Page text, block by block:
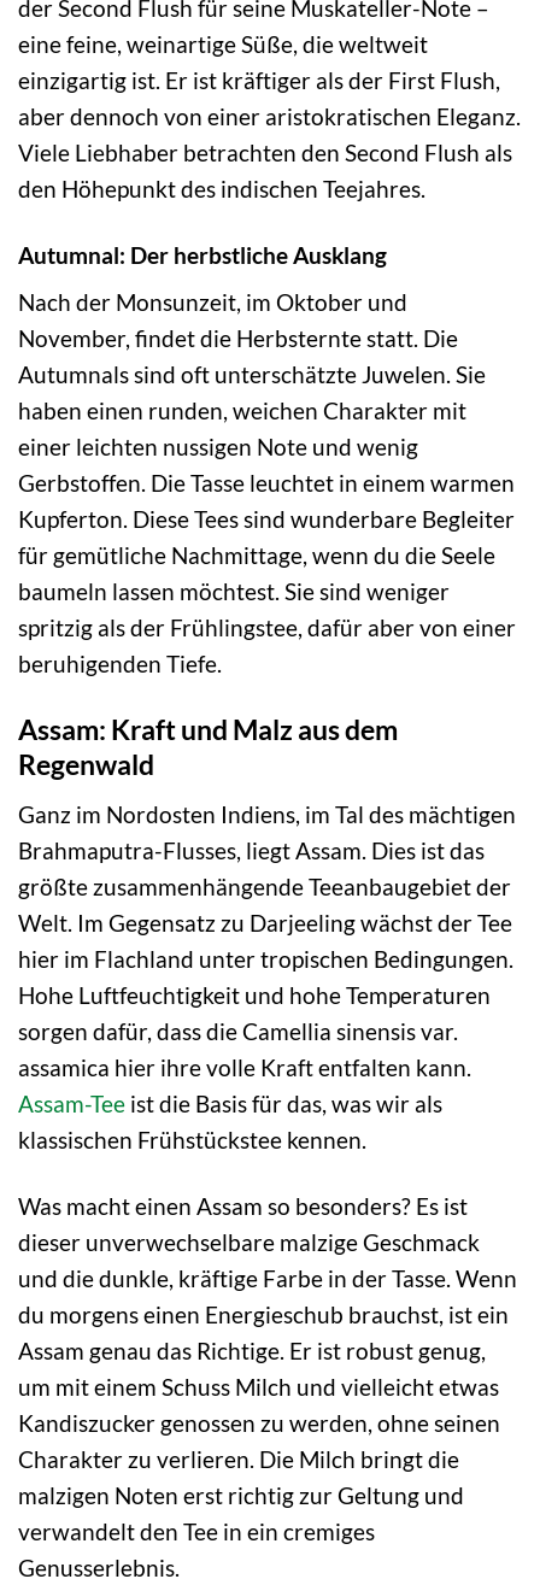
der Second Flush für seine Muskateller-Note –
eine feine, weinartige Süße, die weltweit
einzigartig ist. Er ist kräftiger als der First Flush,
aber dennoch von einer aristokratischen Eleganz.
Viele Liebhaber betrachten den Second Flush als
den Höhepunkt des indischen Teejahres.
Autumnal: Der herbstliche Ausklang
Nach der Monsunzeit, im Oktober und
November, findet die Herbsternte statt. Die
Autumnals sind oft unterschätzte Juwelen. Sie
haben einen runden, weichen Charakter mit
einer leichten nussigen Note und wenig
Gerbstoffen. Die Tasse leuchtet in einem warmen
Kupferton. Diese Tees sind wunderbare Begleiter
für gemütliche Nachmittage, wenn du die Seele
baumeln lassen möchtest. Sie sind weniger
spritzig als der Frühlingstee, dafür aber von einer
beruhigenden Tiefe.
Assam: Kraft und Malz aus dem
Regenwald
Ganz im Nordosten Indiens, im Tal des mächtigen
Brahmaputra-Flusses, liegt Assam. Dies ist das
größte zusammenhängende Teeanbaugebiet der
Welt. Im Gegensatz zu Darjeeling wächst der Tee
hier im Flachland unter tropischen Bedingungen.
Hohe Luftfeuchtigkeit und hohe Temperaturen
sorgen dafür, dass die Camellia sinensis var.
assamica hier ihre volle Kraft entfalten kann.
Assam-Tee ist die Basis für das, was wir als
klassischen Frühstückstee kennen.
Was macht einen Assam so besonders? Es ist
dieser unverwechselbare malzige Geschmack
und die dunkle, kräftige Farbe in der Tasse. Wenn
du morgens einen Energieschub brauchst, ist ein
Assam genau das Richtige. Er ist robust genug,
um mit einem Schuss Milch und vielleicht etwas
Kandiszucker genossen zu werden, ohne seinen
Charakter zu verlieren. Die Milch bringt die
malzigen Noten erst richtig zur Geltung und
verwandelt den Tee in ein cremiges
Genusserlebnis.